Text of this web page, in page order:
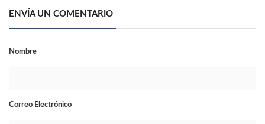
ENVÍA UN COMENTARIO
Nombre
Correo Electrónico